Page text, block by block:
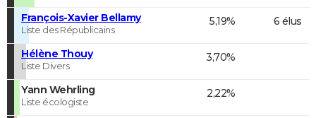
François-Xavier Bellamy
Liste des Républicains
5,19% 6 élus
Hélène Thouy
Liste Divers
3,70%
Yann Wehrling
Liste écologiste
2,22%